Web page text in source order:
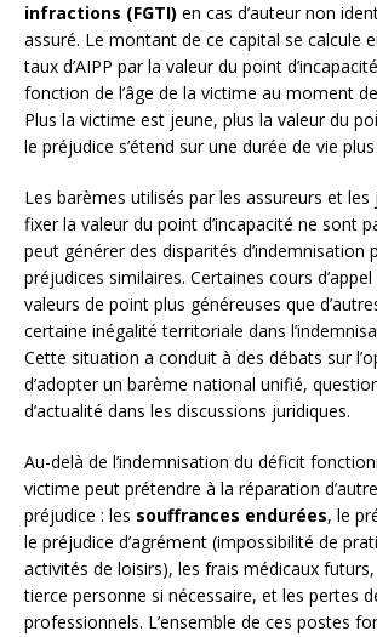
infractions (FGTI) en cas d’auteur non
assuré. Le montant de ce capital se calcule
taux d’AIPP par la valeur du point
fonction de l’âge de la victime au moment
Plus la victime est jeune, plus la valeur du
le préjudice s’étend sur une durée de vie
Les barèmes utilisés par les assureurs et
fixer la valeur du point d’incapacité ne sont
peut générer des disparités d’indemnisation
préjudices similaires. Certaines cours
valeurs de point plus généreuses que
certaine inégalité territoriale dans
Cette situation a conduit à des débats sur
d’adopter un barème national unifié,
d’actualité dans les discussions juridiques.
Au-delà de l’indemnisation du déficit
victime peut prétendre à la réparation
préjudice : les souffrances endurées, le
le préjudice d’agrément (impossibilité de
activités de loisirs), les frais médicaux futurs,
tierce personne si nécessaire, et les pertes
professionnels. L’ensemble de ces postes